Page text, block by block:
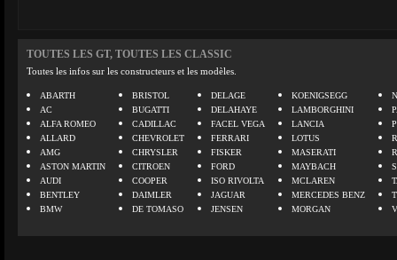
TOUTES LES GT, TOUTES LES CLASSIC
Toutes les infos sur les constructeurs et les modèles.
ABARTH
AC
ALFA ROMEO
ALLARD
AMG
ASTON MARTIN
AUDI
BENTLEY
BMW
BRISTOL
BUGATTI
CADILLAC
CHEVROLET
CHRYSLER
CITROEN
COOPER
DAIMLER
DE TOMASO
DELAGE
DELAHAYE
FACEL VEGA
FERRARI
FISKER
FORD
ISO RIVOLTA
JAGUAR
JENSEN
KOENIGSEGG
LAMBORGHINI
LANCIA
LOTUS
MASERATI
MAYBACH
MCLAREN
MERCEDES BENZ
MORGAN